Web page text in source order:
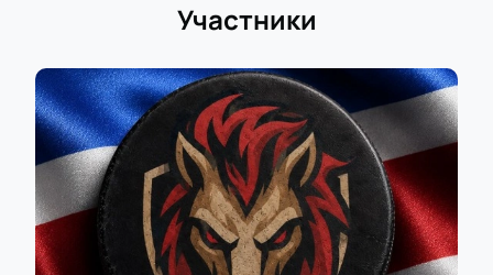
Участники